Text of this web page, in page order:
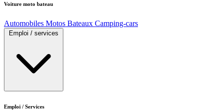
Voiture moto bateau
Automobiles Motos Bateaux Camping-cars
Emploi / services
Emploi / Services